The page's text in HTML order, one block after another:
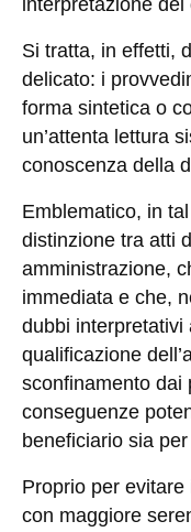
interpretazione
Si tratta, in effetti,
delicato: i
forma sintetica o
un’attenta lettura
conoscenza della
Emblematico, in
distinzione tra atti
amministrazione,
immediata e che,
dubbi interpretativi
qualificazione
sconfinamento dai
conseguenze
beneficiario sia
Proprio per
con maggiore